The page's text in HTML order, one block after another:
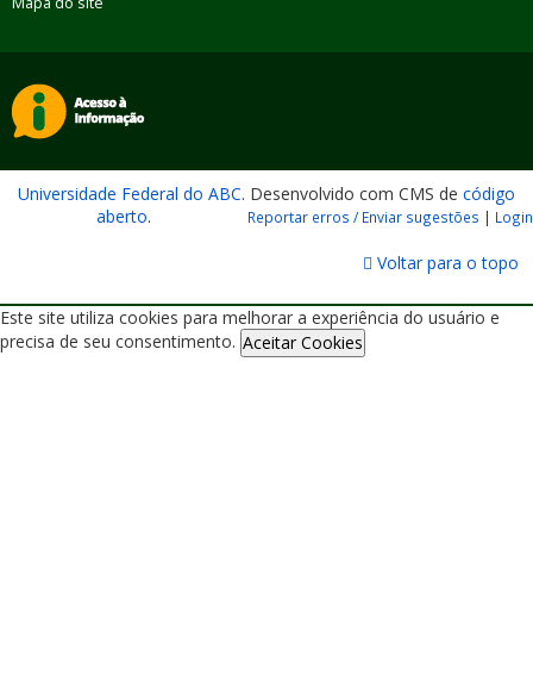
Universidade Federal do ABC. Desenvolvido com CMS de código
aberto. Reportar erros / Enviar sugestões | Login
Voltar para o topo
Este site utiliza cookies para melhorar a experiência do usuário e
precisa de seu consentimento. Aceitar Cookies